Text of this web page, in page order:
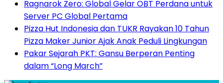
Ragnarok Zero: Global Gelar OBT Perdana untuk
Server PC Global Pertama
Pizza Hut Indonesia dan TUKR Rayakan 10 Tahun
Pizza Maker Junior Ajak Anak Peduli Lingkungan
Pakar Sejarah PKT: Gansu Berperan Penting
dalam “Long March”